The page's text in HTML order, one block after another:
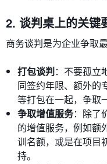
2. 谈判桌上的关键
商务谈判是为企业争取
打包谈判：不要孤立
同签约年限、额外的
等打包在一起，争取
争取增值服务：除了
的增值服务，例如额
训名额，或是在项目
持。